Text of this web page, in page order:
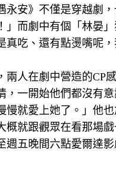
永安》不僅是穿越劇
」而劇中有個「林晏
真吃、還有點燙嘴呢
兩人在劇中營造的CP
，一開始他們都沒有
慢就愛上她了。」他
概就跟觀眾在看那場
週五晚間六點愛爾達影